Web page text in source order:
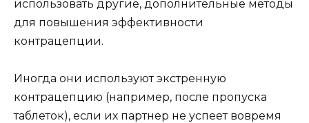
использовать другие, дополнительные методы
для повышения эффективности
контрацепции.
Иногда они используют экстренную
контрацепцию (например, после пропуска
таблеток), если их партнер не успеет вовремя